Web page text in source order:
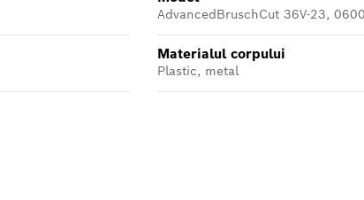
AdvancedBruschCut 36V-23,
Materialul corpului
Plastic, metal